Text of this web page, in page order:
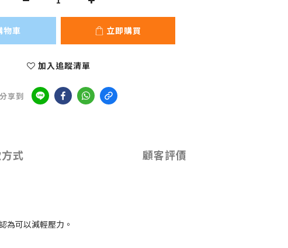
物車 立即購買
加入追蹤清單
分享到
式 顧客評價
為可以減輕壓力。